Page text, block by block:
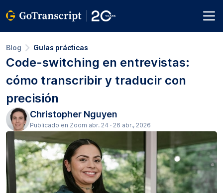
Blog Guías prácticas
Code-switching en entrevistas:
cómo transcribir y traducir con
precisión
Christopher Nguyen
Publicado en Zoom abr. 24 · 26 abr., 2026